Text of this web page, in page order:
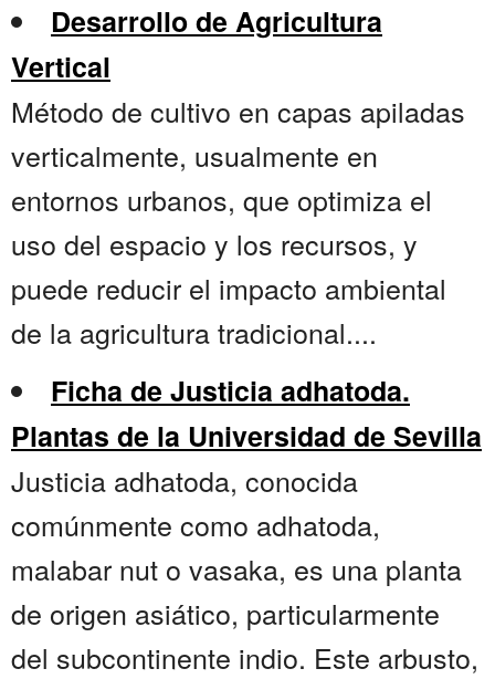
Desarrollo de Agricultura
Vertical
Método de cultivo en capas apiladas
verticalmente, usualmente en
entornos urbanos, que optimiza el
uso del espacio y los recursos, y
puede reducir el impacto ambiental
de la agricultura tradicional....
Ficha de Justicia adhatoda.
Plantas de la Universidad de Sevilla
Justicia adhatoda, conocida
comúnmente como adhatoda,
malabar nut o vasaka, es una planta
de origen asiático, particularmente
del subcontinente indio. Este arbusto,